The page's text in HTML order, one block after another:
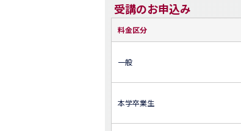
受講のお申込み
料金区分
一般
本学卒業生